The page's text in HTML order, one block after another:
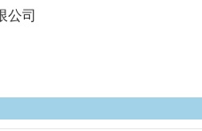
公司